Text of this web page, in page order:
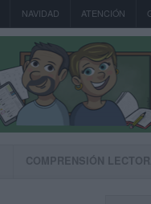
NAVIDAD ATENCIÓN
COMPRENSIÓN